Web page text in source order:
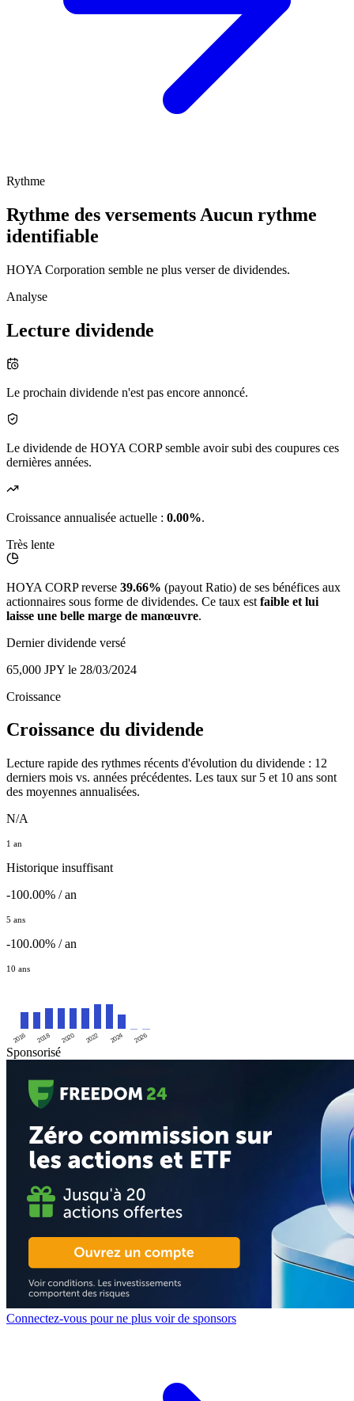
Rythme
Rythme des versements Aucun rythme
identifiable
HOYA Corporation semble ne plus verser de dividendes.
Analyse
Lecture dividende
Le prochain dividende n'est pas encore annoncé.
Le dividende de HOYA CORP semble avoir subi des coupures ces
dernières années.
Croissance annualisée actuelle : 0.00%.
Très lente
HOYA CORP reverse 39.66% (payout Ratio) de ses bénéfices aux
actionnaires sous forme de dividendes. Ce taux est faible et lui
laisse une belle marge de manœuvre.
Dernier dividende versé
65,000 JPY le 28/03/2024
Croissance
Croissance du dividende
Lecture rapide des rythmes récents d'évolution du dividende : 12
derniers mois vs. années précédentes. Les taux sur 5 et 10 ans sont
des moyennes annualisées.
N/A
1 an
Historique insuffisant
-100.00% / an
5 ans
-100.00% / an
10 ans
2016 2018 2020 2022 2024 2026
Sponsorisé
Connectez-vous pour ne plus voir de sponsors